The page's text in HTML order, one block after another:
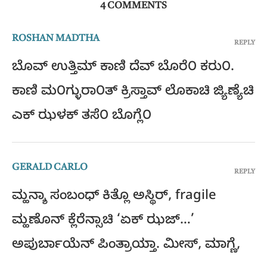
4 COMMENTS
ROSHAN MADTHA
ಬೊವ್ ಉತ್ತಿಮ್ ಕಾಣಿ ದೆವ್ ಬೊರೆ೦ ಕರು೦.
ಕಾಣಿ ಮ೦ಗ್ಳುರಾ೦ತ್ ಕ್ರಿಸ್ತಾವ್ ಲೊಕಾಚಿ ಜ್ಯಿಣ್ಯೆಚಿ
ಎಕ್ ಝಳಕ್ ತಸೆ೦ ಬೊಗ್ಲೆ೦
REPLY
GERALD CARLO
ಮ್ಹನ್ಶಾ ಸಂಬಂಧ್ ಕಿತ್ಲೊ ಅಸ್ಥಿರ್, fragile
ಮ್ಹಣೊನ್ ಕ್ಲೆರೆನ್ಸಾಚಿ ‘ಏಕ್ ಝಜ್…’
ಅಪುರ್ಬಾಯೆನ್ ಪಿಂತ್ರಾಯ್ತಾ. ಮೀಸ್, ಮಾಗ್ಣೆ,
REPLY